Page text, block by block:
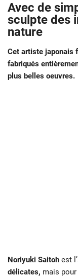
Avec de
sculpte des
nature
Cet artiste japonais
fabriqués
plus belles oeuvres.
Noriyuki Saitoh est
délicates, mais